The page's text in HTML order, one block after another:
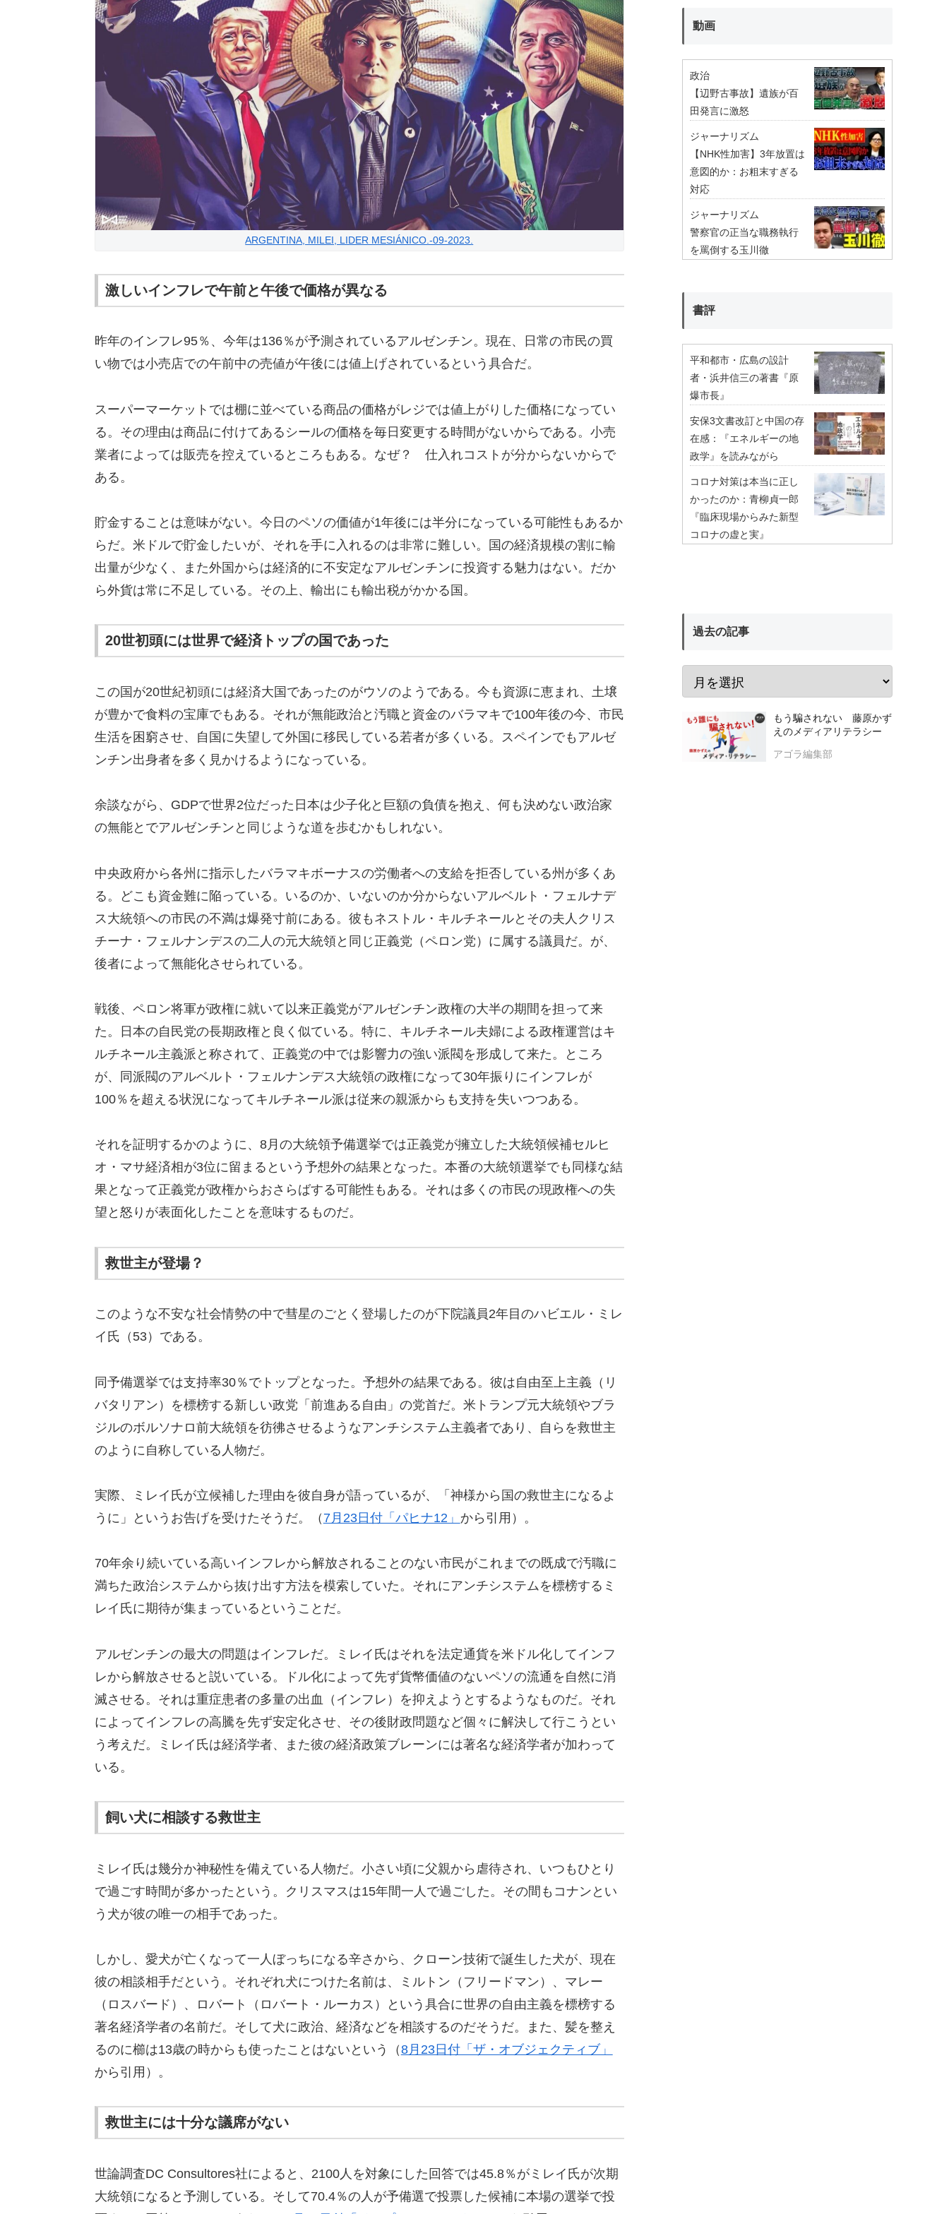
ARGENTINA, MILEI, LIDER MESIÁNICO.-09-2023.
激しいインフレで午前と午後で価格が異なる
昨年のインフレ95％、今年は136％が予測されているアルゼンチン。現在、日常の市民の買
い物では小売店での午前中の売値が午後には値上げされているという具合だ。
スーパーマーケットでは棚に並べている商品の価格がレジでは値上がりした価格になってい
る。その理由は商品に付けてあるシールの価格を毎日変更する時間がないからである。小売
業者によっては販売を控えているところもある。なぜ？ 仕入れコストが分からないからで
ある。
貯金することは意味がない。今日のペソの価値が1年後には半分になっている可能性もあるか
らだ。米ドルで貯金したいが、それを手に入れるのは非常に難しい。国の経済規模の割に輸
出量が少なく、また外国からは経済的に不安定なアルゼンチンに投資する魅力はない。だか
ら外貨は常に不足している。その上、輸出にも輸出税がかかる国。
20世初頭には世界で経済トップの国であった
この国が20世紀初頭には経済大国であったのがウソのようである。今も資源に恵まれ、土壌
が豊かで食料の宝庫でもある。それが無能政治と汚職と資金のバラマキで100年後の今、市民
生活を困窮させ、自国に失望して外国に移民している若者が多くいる。スペインでもアルゼ
ンチン出身者を多く見かけるようになっている。
余談ながら、GDPで世界2位だった日本は少子化と巨額の負債を抱え、何も決めない政治家
の無能とでアルゼンチンと同じような道を歩むかもしれない。
中央政府から各州に指示したバラマキボーナスの労働者への支給を拒否している州が多くあ
る。どこも資金難に陥っている。いるのか、いないのか分からないアルベルト・フェルナデ
ス大統領への市民の不満は爆発寸前にある。彼もネストル・キルチネールとその夫人クリス
チーナ・フェルナンデスの二人の元大統領と同じ正義党（ペロン党）に属する議員だ。が、
後者によって無能化させられている。
戦後、ペロン将軍が政権に就いて以来正義党がアルゼンチン政権の大半の期間を担って来
た。日本の自民党の長期政権と良く似ている。特に、キルチネール夫婦による政権運営はキ
ルチネール主義派と称されて、正義党の中では影響力の強い派閥を形成して来た。ところ
が、同派閥のアルベルト・フェルナンデス大統領の政権になって30年振りにインフレが
100％を超える状況になってキルチネール派は従来の親派からも支持を失いつつある。
それを証明するかのように、8月の大統領予備選挙では正義党が擁立した大統領候補セルヒ
オ・マサ経済相が3位に留まるという予想外の結果となった。本番の大統領選挙でも同様な結
果となって正義党が政権からおさらばする可能性もある。それは多くの市民の現政権への失
望と怒りが表面化したことを意味するものだ。
救世主が登場？
このような不安な社会情勢の中で彗星のごとく登場したのが下院議員2年目のハビエル・ミレ
イ氏（53）である。
同予備選挙では支持率30％でトップとなった。予想外の結果である。彼は自由至上主義（リ
バタリアン）を標榜する新しい政党「前進ある自由」の党首だ。米トランプ元大統領やブラ
ジルのボルソナロ前大統領を彷彿させるようなアンチシステム主義者であり、自らを救世主
のように自称している人物だ。
実際、ミレイ氏が立候補した理由を彼自身が語っているが、「神様から国の救世主になるよ
うに」というお告げを受けたそうだ。（ 7月23日付「パヒナ12」 から引用）。
70年余り続いている高いインフレから解放されることのない市民がこれまでの既成で汚職に
満ちた政治システムから抜け出す方法を模索していた。それにアンチシステムを標榜するミ
レイ氏に期待が集まっているということだ。
アルゼンチンの最大の問題はインフレだ。ミレイ氏はそれを法定通貨を米ドル化してインフ
レから解放させると説いている。ドル化によって先ず貨幣価値のないペソの流通を自然に消
滅させる。それは重症患者の多量の出血（インフレ）を抑えようとするようなものだ。それ
によってインフレの高騰を先ず安定化させ、その後財政問題など個々に解決して行こうとい
う考えだ。ミレイ氏は経済学者、また彼の経済政策ブレーンには著名な経済学者が加わって
いる。
飼い犬に相談する救世主
ミレイ氏は幾分か神秘性を備えている人物だ。小さい頃に父親から虐待され、いつもひとり
で過ごす時間が多かったという。クリスマスは15年間一人で過ごした。その間もコナンとい
う犬が彼の唯一の相手であった。
しかし、愛犬が亡くなって一人ぼっちになる辛さから、クローン技術で誕生した犬が、現在
彼の相談相手だという。それぞれ犬につけた名前は、ミルトン（フリードマン）、マレー
（ロスバード）、ロバート（ロバート・ルーカス）という具合に世界の自由主義を標榜する
著名経済学者の名前だ。そして犬に政治、経済などを相談するのだそうだ。また、髪を整え
るのに櫛は13歳の時からも使ったことはないという（8月23日付「ザ・オブジェクティブ」
から引用）。
救世主には十分な議席がない
世論調査DC Consultores社によると、2100人を対象にした回答では45.8％がミレイ氏が次期
大統領になると予測している。そして70.4％の人が予備選で投票した候補に本場の選挙で投
動画
政治
【辺野古事故】遺族が百
田発言に激怒
ジャーナリズム
【NHK性加害】3年放置は
意図的か：お粗末すぎる
対応
ジャーナリズム
警察官の正当な職務執行
を罵倒する玉川徹
書評
平和都市・広島の設計
者・浜井信三の著書『原
爆市長』
安保3文書改訂と中国の存
在感：『エネルギーの地
政学』を読みながら
コロナ対策は本当に正し
かったのか：青柳貞一郎
『臨床現場からみた新型
コロナの虚と実』
過去の記事
もう騙されない 藤原かず
えのメディアリテラシー
アゴラ編集部